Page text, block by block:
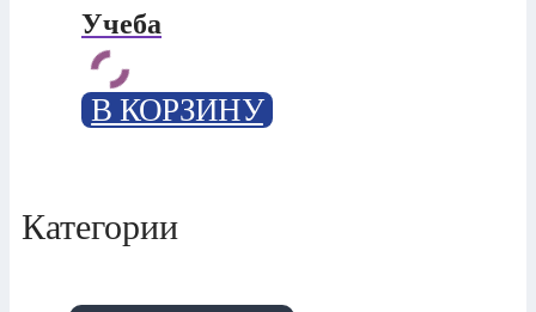
Учеба
В КОРЗИНУ
Категории